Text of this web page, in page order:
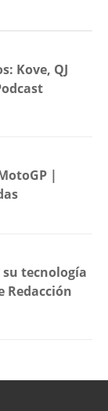
Kove, QJ
|
su tecnología
Redacción